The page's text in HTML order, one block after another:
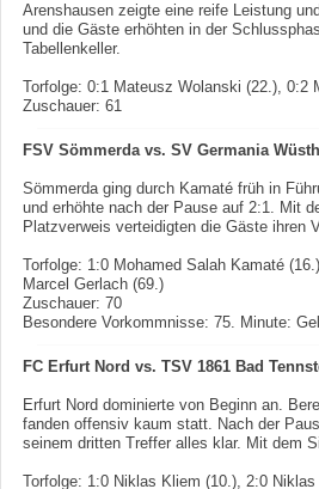
Arenshausen zeigte eine reife Leistung
und die Gäste erhöhten in der
Tabellenkeller.
Torfolge: 0:1 Mateusz Wolanski (22.), 0:2
Zuschauer: 61
FSV Sömmerda vs. SV Germania
Sömmerda ging durch Kamaté früh in
und erhöhte nach der Pause auf 2:1. Mit
Platzverweis verteidigten die Gäste ihren
Torfolge: 1:0 Mohamed Salah Kamaté
Marcel Gerlach (69.)
Zuschauer: 70
Besondere Vorkommnisse: 75. Minute:
FC Erfurt Nord vs. TSV 1861 Bad
Erfurt Nord dominierte von Beginn an.
fanden offensiv kaum statt. Nach der
seinem dritten Treffer alles klar. Mit dem
Torfolge: 1:0 Niklas Kliem (10.), 2:0